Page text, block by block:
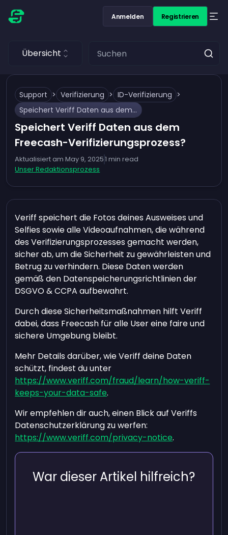
Anmelden Registrieren
Übersicht
Support > Verifizierung > ID-Verifizierung >
Speichert Veriff Daten aus dem Freecash-Verifizierungsprozess?
Speichert Veriff Daten aus dem
Freecash-Verifizierungsprozess?
Aktualisiert am May 9, 20251 min read
Unser Redaktionsprozess
Veriff speichert die Fotos deines Ausweises und
Selfies sowie alle Videoaufnahmen, die während
des Verifizierungsprozesses gemacht werden,
sicher ab, um die Sicherheit zu gewährleisten und
Betrug zu verhindern. Diese Daten werden
gemäß den Datenspeicherungsrichtlinien der
DSGVO & CCPA aufbewahrt.
Durch diese Sicherheitsmaßnahmen hilft Veriff
dabei, dass Freecash für alle User eine faire und
sichere Umgebung bleibt.
Mehr Details darüber, wie Veriff deine Daten
schützt, findest du unter
https://www.veriff.com/fraud/learn/how-veriff-
keeps-your-data-safe.
Wir empfehlen dir auch, einen Blick auf Veriffs
Datenschutzerklärung zu werfen:
https://www.veriff.com/privacy-notice.
War dieser Artikel hilfreich?